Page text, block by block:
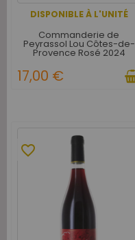
DISPONIBLE À L'UNITÉ
Commanderie de
Peyrassol Lou Côtes-de-
Provence Rosé 2024
17,00 €
favorite_border